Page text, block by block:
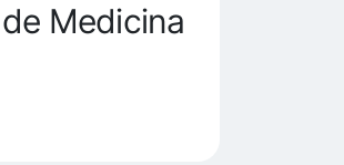
Medicina